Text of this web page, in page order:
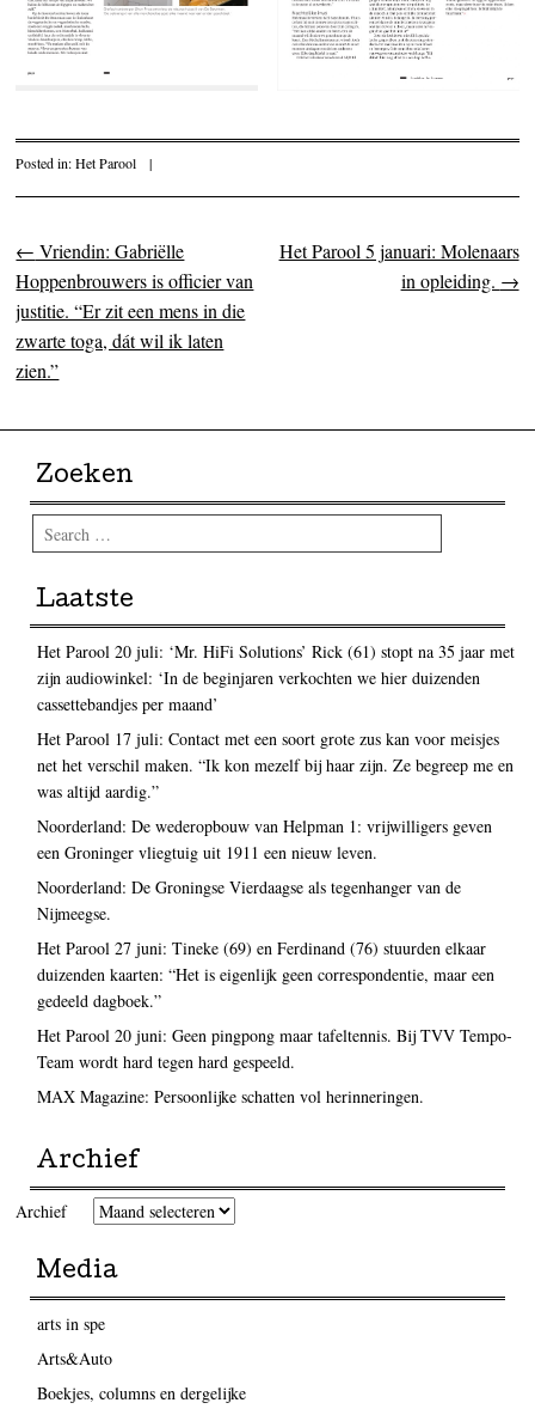
Posted in:Het Parool |
Post navigation
← Vriendin: Gabriëlle
Hoppenbrouwers is officier van
justitie. “Er zit een mens in die
zwarte toga, dát wil ik laten
zien.”
Het Parool 5 januari: Molenaars
in opleiding. →
Zoeken
Search
Laatste
Het Parool 20 juli: ‘Mr. HiFi Solutions’ Rick (61) stopt na 35 jaar met
zijn audiowinkel: ‘In de beginjaren verkochten we hier duizenden
cassettebandjes per maand’
Het Parool 17 juli: Contact met een soort grote zus kan voor meisjes
net het verschil maken. “Ik kon mezelf bij haar zijn. Ze begreep me en
was altijd aardig.”
Noorderland: De wederopbouw van Helpman 1: vrijwilligers geven
een Groninger vliegtuig uit 1911 een nieuw leven.
Noorderland: De Groningse Vierdaagse als tegenhanger van de
Nijmeegse.
Het Parool 27 juni: Tineke (69) en Ferdinand (76) stuurden elkaar
duizenden kaarten: “Het is eigenlijk geen correspondentie, maar een
gedeeld dagboek.”
Het Parool 20 juni: Geen pingpong maar tafeltennis. Bij TVV Tempo-
Team wordt hard tegen hard gespeeld.
MAX Magazine: Persoonlijke schatten vol herinneringen.
Archief
Archief
Media
arts in spe
Arts&Auto
Boekjes, columns en dergelijke